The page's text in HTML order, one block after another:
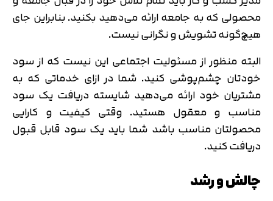
محصولی که به جامعه ارائه می‌دهید بکنید. بنابراین جای
هیچ‌گونه تشویش و نگرانی نیست.
البته منظور از مسئولیت اجتماعی این نیست که از سود
خودتان چشم‌پوشی کنید. شما در ازای خدماتی که به
مشتریان خود ارائه می‌دهید شایسته دریافت یک سود
مناسب و معقول هستید. وقتی کیفیت و کارایی
محصولتان مناسب باشد شما باید یک سود قابل قبول
دریافت کنید.
چالش و رشد